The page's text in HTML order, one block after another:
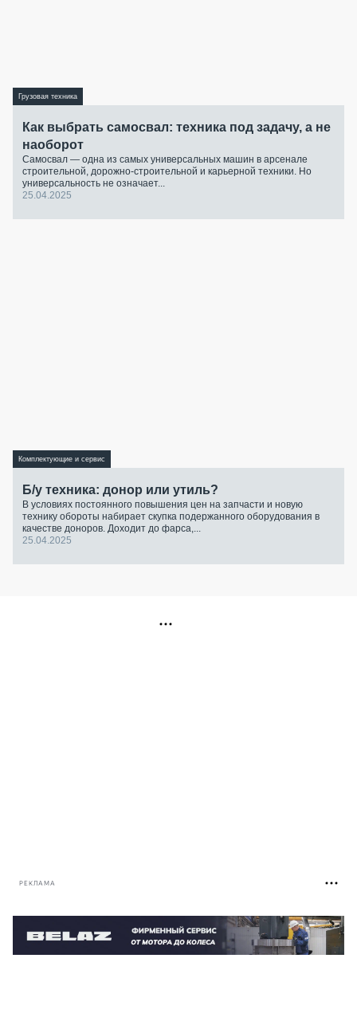
Грузовая техника
Как выбрать самосвал: техника под задачу, а не
наоборот
Самосвал — одна из самых универсальных машин в арсенале
строительной, дорожно-строительной и карьерной техники. Но
универсальность не означает...
25.04.2025
Комплектующие и сервис
Б/у техника: донор или утиль?
В условиях постоянного повышения цен на запчасти и новую
технику обороты набирает скупка подержанного оборудования в
качестве доноров. Доходит до фарса,...
25.04.2025
РЕКЛАМА